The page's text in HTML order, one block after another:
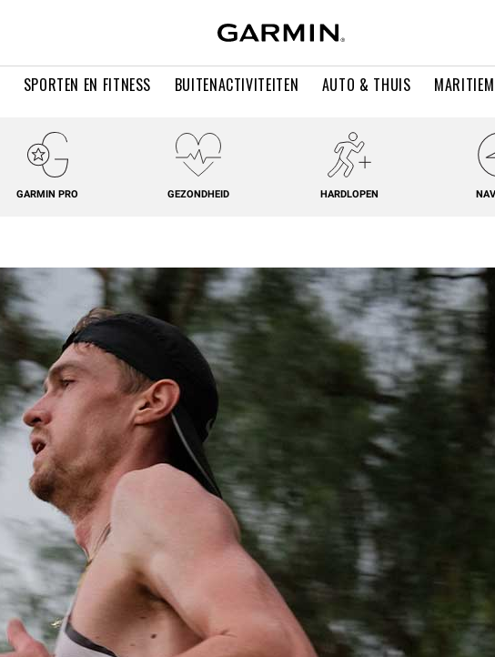
SPORTEN EN FITNESS BUITENACTIVITEITEN AUTO & THUIS MARITIEM
GARMIN PRO GEZONDHEID HARDLOPEN